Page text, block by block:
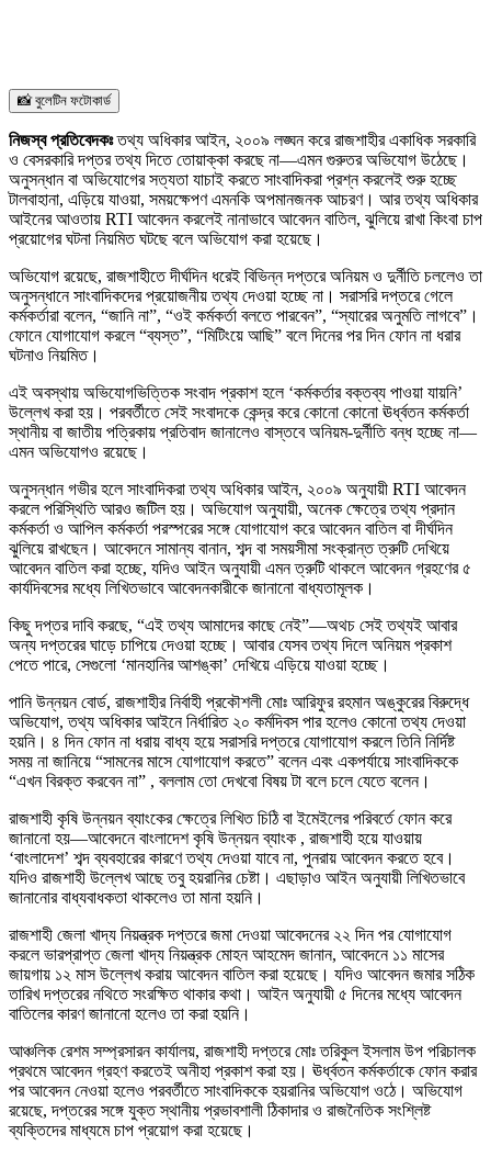
📸 বুলেটিন ফটোকার্ড
নিজস্ব প্রতিবেদকঃতথ্য অধিকার আইন, ২০০৯ লঙ্ঘন করে রাজশাহীর একাধিক সরকারি
ও বেসরকারি দপ্তর তথ্য দিতে তোয়াক্কা করছে না—এমন গুরুতর অভিযোগ উঠেছে।
অনুসন্ধান বা অভিযোগের সত্যতা যাচাই করতে সাংবাদিকরা প্রশ্ন করলেই শুরু হচ্ছে
টালবাহানা, এড়িয়ে যাওয়া, সময়ক্ষেপণ এমনকি অপমানজনক আচরণ। আর তথ্য অধিকার
আইনের আওতায় RTI আবেদন করলেই নানাভাবে আবেদন বাতিল, ঝুলিয়ে রাখা কিংবা চাপ
প্রয়োগের ঘটনা নিয়মিত ঘটছে বলে অভিযোগ করা হয়েছে।
অভিযোগ রয়েছে, রাজশাহীতে দীর্ঘদিন ধরেই বিভিন্ন দপ্তরে অনিয়ম ও দুর্নীতি চললেও তা
অনুসন্ধানে সাংবাদিকদের প্রয়োজনীয় তথ্য দেওয়া হচ্ছে না। সরাসরি দপ্তরে গেলে
কর্মকর্তারা বলেন, “জানি না”, “ওই কর্মকর্তা বলতে পারবেন”, “স্যারের অনুমতি লাগবে”।
ফোনে যোগাযোগ করলে “ব্যস্ত”, “মিটিংয়ে আছি” বলে দিনের পর দিন ফোন না ধরার
ঘটনাও নিয়মিত।
এই অবস্থায় অভিযোগভিত্তিক সংবাদ প্রকাশ হলে ‘কর্মকর্তার বক্তব্য পাওয়া যায়নি’
উল্লেখ করা হয়। পরবর্তীতে সেই সংবাদকে কেন্দ্র করে কোনো কোনো ঊর্ধ্বতন কর্মকর্তা
স্থানীয় বা জাতীয় পত্রিকায় প্রতিবাদ জানালেও বাস্তবে অনিয়ম-দুর্নীতি বন্ধ হচ্ছে না—
এমন অভিযোগও রয়েছে।
অনুসন্ধান গভীর হলে সাংবাদিকরা তথ্য অধিকার আইন, ২০০৯ অনুযায়ী RTI আবেদন
করলে পরিস্থিতি আরও জটিল হয়। অভিযোগ অনুযায়ী, অনেক ক্ষেত্রে তথ্য প্রদান
কর্মকর্তা ও আপিল কর্মকর্তা পরস্পরের সঙ্গে যোগাযোগ করে আবেদন বাতিল বা দীর্ঘদিন
ঝুলিয়ে রাখছেন। আবেদনে সামান্য বানান, শব্দ বা সময়সীমা সংক্রান্ত ত্রুটি দেখিয়ে
আবেদন বাতিল করা হচ্ছে, যদিও আইন অনুযায়ী এমন ত্রুটি থাকলে আবেদন গ্রহণের ৫
কার্যদিবসের মধ্যে লিখিতভাবে আবেদনকারীকে জানানো বাধ্যতামূলক।
কিছু দপ্তর দাবি করছে, “এই তথ্য আমাদের কাছে নেই”—অথচ সেই তথ্যই আবার
অন্য দপ্তরের ঘাড়ে চাপিয়ে দেওয়া হচ্ছে। আবার যেসব তথ্য দিলে অনিয়ম প্রকাশ
পেতে পারে, সেগুলো ‘মানহানির আশঙ্কা’ দেখিয়ে এড়িয়ে যাওয়া হচ্ছে।
পানি উন্নয়ন বোর্ড, রাজশাহীর নির্বাহী প্রকৌশলী মোঃ আরিফুর রহমান অঙ্কুরের বিরুদ্ধে
অভিযোগ, তথ্য অধিকার আইনে নির্ধারিত ২০ কর্মদিবস পার হলেও কোনো তথ্য দেওয়া
হয়নি। ৪ দিন ফোন না ধরায় বাধ্য হয়ে সরাসরি দপ্তরে যোগাযোগ করলে তিনি নির্দিষ্ট
সময় না জানিয়ে “সামনের মাসে যোগাযোগ করতে” বলেন এবং একপর্যায়ে সাংবাদিককে
“এখন বিরক্ত করবেন না” , বললাম তো দেখবো বিষয় টা বলে চলে যেতে বলেন।
রাজশাহী কৃষি উন্নয়ন ব্যাংকের ক্ষেত্রে লিখিত চিঠি বা ইমেইলের পরিবর্তে ফোন করে
জানানো হয়—আবেদনে বাংলাদেশ কৃষি উন্নয়ন ব্যাংক , রাজশাহী হয়ে যাওয়ায়
‘বাংলাদেশ’ শব্দ ব্যবহারের কারণে তথ্য দেওয়া যাবে না, পুনরায় আবেদন করতে হবে।
যদিও রাজশাহী উল্লেখ আছে তবু হয়রানির চেষ্টা। এছাড়াও আইন অনুযায়ী লিখিতভাবে
জানানোর বাধ্যবাধকতা থাকলেও তা মানা হয়নি।
রাজশাহী জেলা খাদ্য নিয়ন্ত্রক দপ্তরে জমা দেওয়া আবেদনের ২২ দিন পর যোগাযোগ
করলে ভারপ্রাপ্ত জেলা খাদ্য নিয়ন্ত্রক মোহন আহমেদ জানান, আবেদনে ১১ মাসের
জায়গায় ১২ মাস উল্লেখ করায় আবেদন বাতিল করা হয়েছে। যদিও আবেদন জমার সঠিক
তারিখ দপ্তরের নথিতে সংরক্ষিত থাকার কথা। আইন অনুযায়ী ৫ দিনের মধ্যে আবেদন
বাতিলের কারণ জানানো হলেও তা করা হয়নি।
আঞ্চলিক রেশম সম্প্রসারন কার্যালয়, রাজশাহী দপ্তরে মোঃ তরিকুল ইসলাম উপ পরিচালক
প্রথমে আবেদন গ্রহণ করতেই অনীহা প্রকাশ করা হয়। ঊর্ধ্বতন কর্মকর্তাকে ফোন করার
পর আবেদন নেওয়া হলেও পরবর্তীতে সাংবাদিককে হয়রানির অভিযোগ ওঠে। অভিযোগ
রয়েছে, দপ্তরের সঙ্গে যুক্ত স্থানীয় প্রভাবশালী ঠিকাদার ও রাজনৈতিক সংশ্লিষ্ট
ব্যক্তিদের মাধ্যমে চাপ প্রয়োগ করা হয়েছে।